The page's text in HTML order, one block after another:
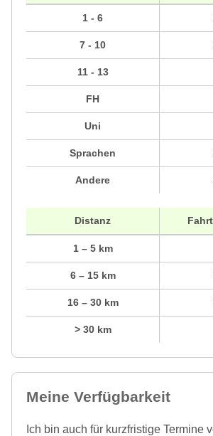
1 - 6
7 - 10
11 - 13
FH
Uni
Sprachen
Andere
Distanz
1 – 5 km
6 – 15 km
16 – 30 km
> 30 km
Meine Verfügbarkeit
Ich bin auch für kurzfristige Termine